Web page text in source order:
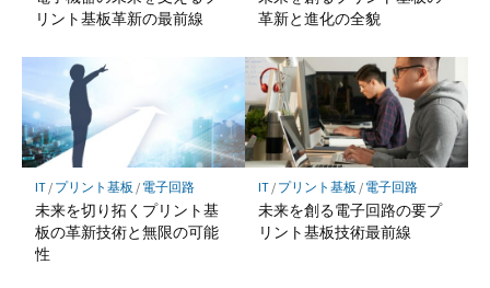
リント基板革新の最前線
革新と進化の全貌
IT/ プリント基板 / 電子回路
未来を切り拓くプリント基
板の革新技術と無限の可能
性
IT/ プリント基板 / 電子回路
未来を創る電子回路の要プ
リント基板技術最前線